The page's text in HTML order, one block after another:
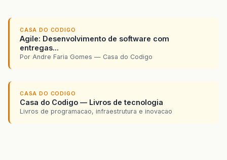
CASA DO CODIGO
Agile: Desenvolvimento de software com
entregas...
Por Andre Faria Gomes — Casa do Codigo
CASA DO CODIGO
Casa do Codigo — Livros de tecnologia
Livros de programacao, infraestrutura e inovacao